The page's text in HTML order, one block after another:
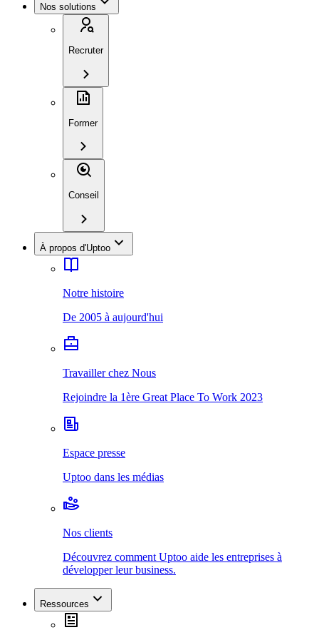
Nos solutions
Recruter
Former
Conseil
À propos d'Uptoo
Notre histoire
De 2005 à aujourd'hui
Travailler chez Nous
Rejoindre la 1ère Great Place To Work 2023
Espace presse
Uptoo dans les médias
Nos clients
Découvrez comment Uptoo aide les entreprises à
développer leur business.
Ressources